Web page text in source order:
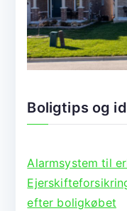
Boligtips og
Alarmsystem til
efter boligkøbet